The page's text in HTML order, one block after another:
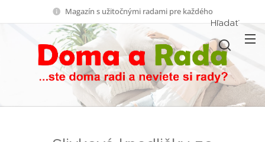
Magazín s užitočnými radami pre každého
Hľadať